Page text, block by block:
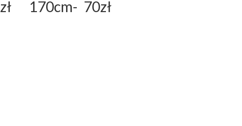
170cm- 70zł